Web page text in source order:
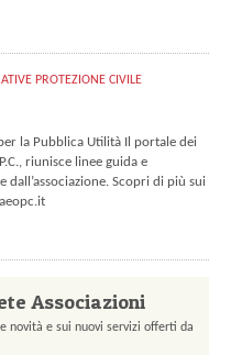
PROTEZIONE CIVILE
la Pubblica Utilità Il portale dei
riunisce linee guida e
Scopri di più sui
Associazioni
novità e sui nuovi servizi offerti da